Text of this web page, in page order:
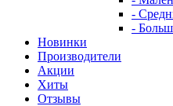
-
-
Новинки
Производители
Акции
Хиты
Отзывы